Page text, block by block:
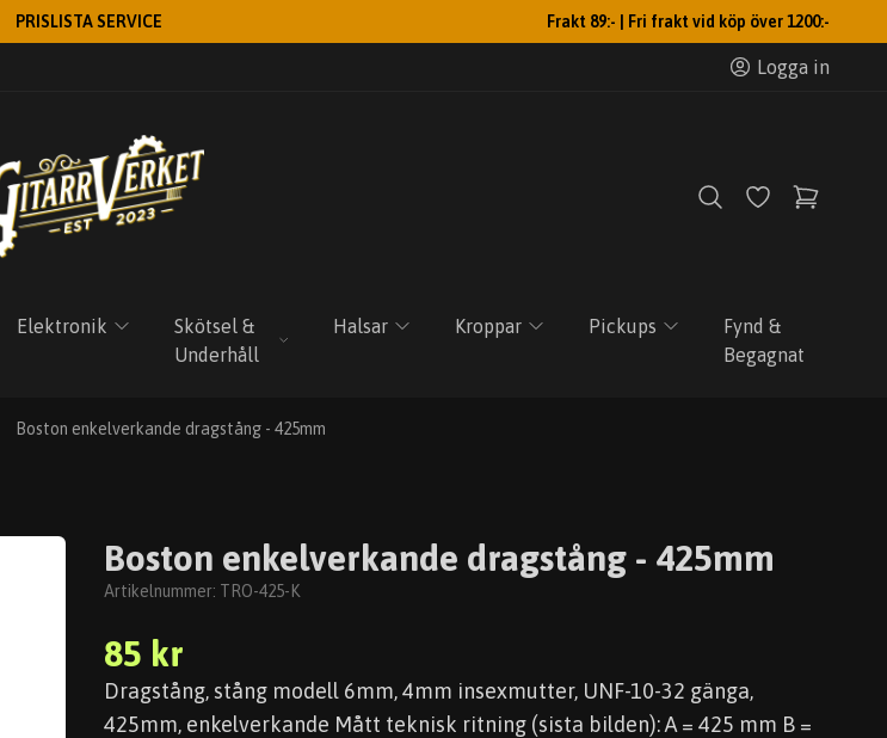
PRISLISTA SERVICE Frakt 89:- | Fri frakt vid köp över 1200:-
Logga in
Elektronik
Skötsel &
Underhåll
Halsar Kroppar Pickups
Fynd &
Begagnat
Boston enkelverkande dragstång - 425mm
Boston enkelverkande dragstång - 425mm
Artikelnummer: TRO-425-K
85 kr
Dragstång, stång modell 6mm, 4mm insexmutter, UNF-10-32 gänga,
425mm, enkelverkande Mått teknisk ritning (sista bilden): A = 425 mm B =